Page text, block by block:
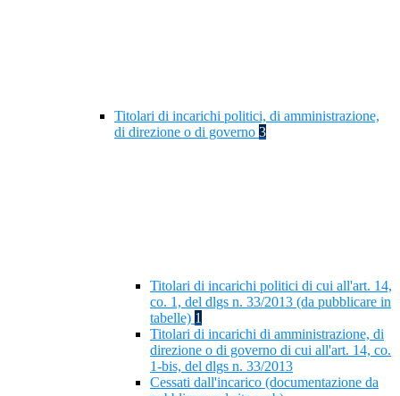
Titolari di incarichi politici, di amministrazione,
di direzione o di governo 3
Titolari di incarichi politici di cui all'art. 14,
co. 1, del dlgs n. 33/2013 (da pubblicare in
tabelle) 1
Titolari di incarichi di amministrazione, di
direzione o di governo di cui all'art. 14, co.
1-bis, del dlgs n. 33/2013
Cessati dall'incarico (documentazione da